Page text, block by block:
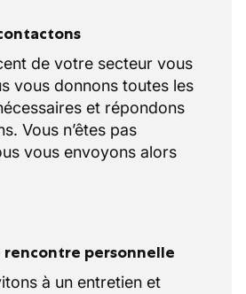
de votre secteur vous
vous donnons toutes les
et répondons
Vous n’êtes pas
vous envoyons alors
rencontre personnelle
à un entretien et